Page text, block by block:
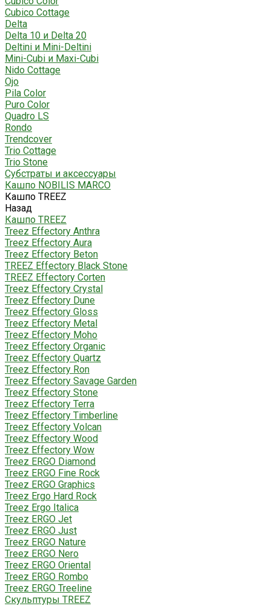
Cubico Cottage
Delta
Delta 10 и Delta 20
Deltini и Mini-Deltini
Mini-Cubi и Maxi-Cubi
Nido Cottage
Ojo
Pila Color
Puro Color
Quadro LS
Rondo
Trendcover
Trio Cottage
Trio Stone
Субстраты и аксессуары
Кашпо NOBILIS MARCO
Кашпо TREEZ
Назад
Кашпо TREEZ
Treez Effectory Anthra
Treez Effectory Aura
Treez Effectory Beton
TREEZ Effectory Black Stone
TREEZ Effectory Corten
Treez Effectory Crystal
Treez Effectory Dune
Treez Effectory Gloss
Treez Effectory Metal
Treez Effectory Moho
Treez Effectory Organic
Treez Effectory Quartz
Treez Effectory Ron
Treez Effectory Savage Garden
Treez Effectory Stone
Treez Effectory Terra
Treez Effectory Timberline
Treez Effectory Volcan
Treez Effectory Wood
Treez Effectory Wow
Treez ERGO Diamond
Treez ERGO Fine Rock
Treez ERGO Graphics
Treez Ergo Hard Rock
Treez Ergo Italica
Treez ERGO Jet
Treez ERGO Just
Treez ERGO Nature
Treez ERGO Nero
Treez ERGO Oriental
Treez ERGO Rombo
Treez ERGO Treeline
Скульптуры TREEZ